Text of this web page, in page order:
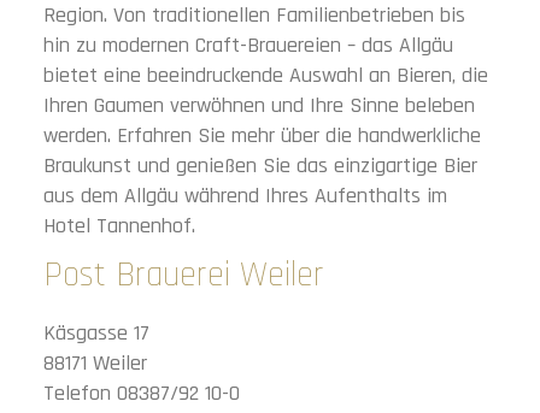
Region. Von traditionellen Familienbetrieben bis
hin zu modernen Craft-Brauereien – das Allgäu
bietet eine beeindruckende Auswahl an Bieren, die
Ihren Gaumen verwöhnen und Ihre Sinne beleben
werden. Erfahren Sie mehr über die handwerkliche
Braukunst und genießen Sie das einzigartige Bier
aus dem Allgäu während Ihres Aufenthalts im
Hotel Tannenhof.
Post Brauerei Weiler
Käsgasse 17
88171 Weiler
Telefon 08387/92 10-0